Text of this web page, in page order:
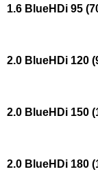
1.6 BlueHDi 95
2.0 BlueHDi 120
2.0 BlueHDi 150
2.0 BlueHDi 180